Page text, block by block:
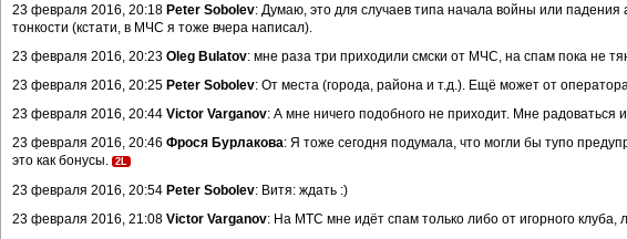
23 февраля 2016, 20:18 Peter Sobolev: Думаю, это для случаев типа начала войны или
тонкости (кстати, в МЧС я тоже вчера написал).
23 февраля 2016, 20:23 Oleg Bulatov: мне раза три приходили смски от МЧС, на спам пока не
23 февраля 2016, 20:25 Peter Sobolev: От места (города, района и т.д.). Ещё может от
23 февраля 2016, 20:44 Victor Varganov: А мне ничего подобного не приходит. Мне радоваться
23 февраля 2016, 20:46 Фрося Бурлакова: Я тоже сегодня подумала, что могли бы тупо
это как бонусы. 2L
23 февраля 2016, 20:54 Peter Sobolev: Витя: ждать :)
23 февраля 2016, 21:08 Victor Varganov: На МТС мне идёт спам только либо от игорного клуба,